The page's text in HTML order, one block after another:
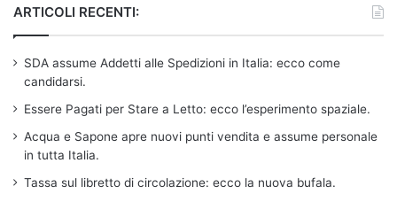
ARTICOLI RECENTI:
SDA assume Addetti alle Spedizioni in Italia: ecco come
candidarsi.
Essere Pagati per Stare a Letto: ecco l’esperimento spaziale.
Acqua e Sapone apre nuovi punti vendita e assume personale
in tutta Italia.
Tassa sul libretto di circolazione: ecco la nuova bufala.